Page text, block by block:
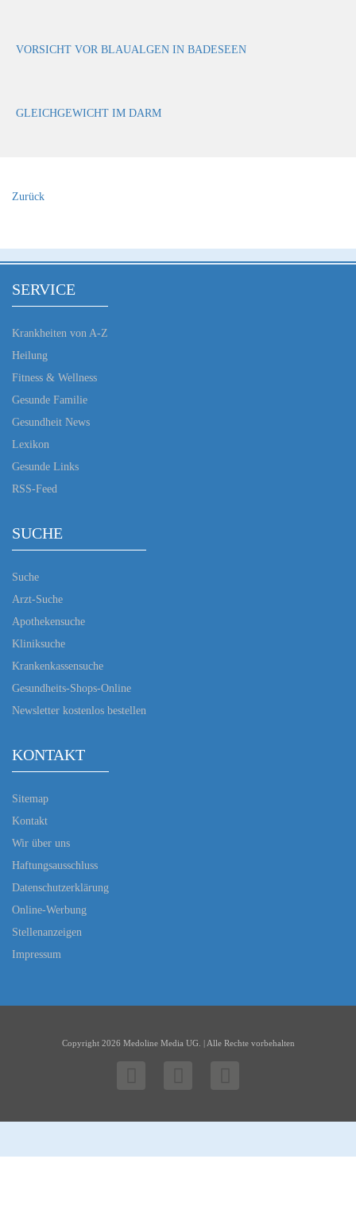
VORSICHT VOR BLAUALGEN IN BADESEEN
GLEICHGEWICHT IM DARM
Zurück
SERVICE
Krankheiten von A-Z
Heilung
Fitness & Wellness
Gesunde Familie
Gesundheit News
Lexikon
Gesunde Links
RSS-Feed
SUCHE
Suche
Arzt-Suche
Apothekensuche
Kliniksuche
Krankenkassensuche
Gesundheits-Shops-Online
Newsletter kostenlos bestellen
KONTAKT
Sitemap
Kontakt
Wir über uns
Haftungsausschluss
Datenschutzerklärung
Online-Werbung
Stellenanzeigen
Impressum
Copyright 2026 Medoline Media UG. | Alle Rechte vorbehalten